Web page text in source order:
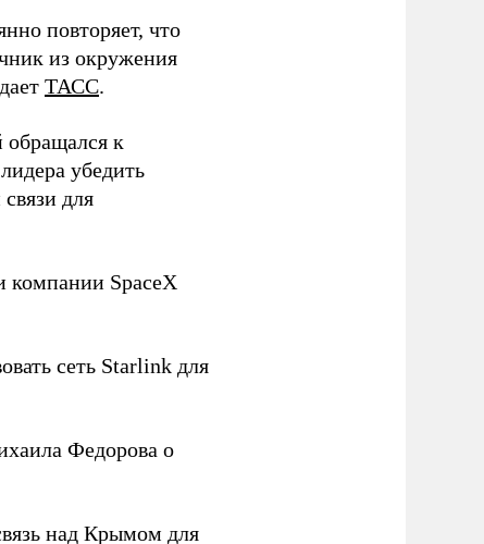
повторяет, что
из окружения
ТАСС.
обращался к
убедить
для
компании SpaceX
сеть Starlink для
Федорова о
над Крымом для